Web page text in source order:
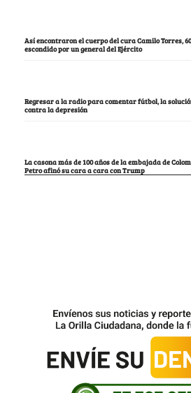
Así encontraron el cuerpo del cura Camilo Torres,
escondido por un general del Ejército
Regresar a la radio para comentar fútbol, la
contra la depresión
La casona más de 100 años de la embajada de
Petro afinó su cara a cara con Trump